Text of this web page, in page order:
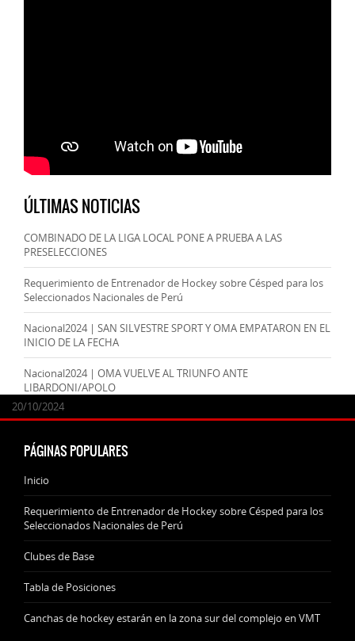
ÚLTIMAS NOTICIAS
COMBINADO DE LA LIGA LOCAL PONE A PRUEBA A LAS
PRESELECCIONES
24/09/2025
Requerimiento de Entrenador de Hockey sobre Césped para los
Seleccionados Nacionales de Perú
07/11/2024
Nacional2024 | SAN SILVESTRE SPORT Y OMA EMPATARON EN EL
INICIO DE LA FECHA
20/10/2024
Nacional2024 | OMA VUELVE AL TRIUNFO ANTE
LIBARDONI/APOLO
20/10/2024
PÁGINAS POPULARES
Inicio
Requerimiento de Entrenador de Hockey sobre Césped para los
Seleccionados Nacionales de Perú
Clubes de Base
Tabla de Posiciones
Canchas de hockey estarán en la zona sur del complejo en VMT